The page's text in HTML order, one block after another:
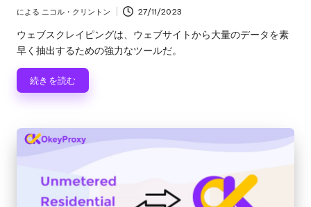
リ
投
稿
者
による ニコル・クリントン 27/11/2023
ウェブスクレイピングは、ウェブサイトから大量のデータを素
早く抽出するための強力なツールだ。
続きを読む